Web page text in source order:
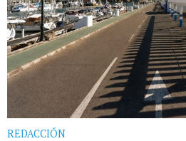
REDACCIÓN